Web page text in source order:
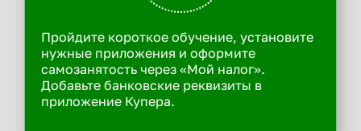
Пройдите короткое обучение, установите
нужные приложения и оформите
самозанятость через «Мой налог».
Добавьте банковские реквизиты в
приложение Купера.